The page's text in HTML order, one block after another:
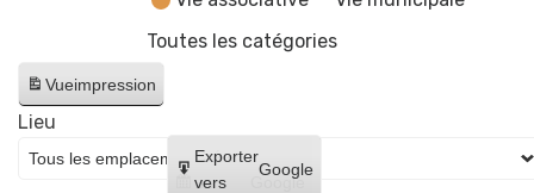
Toutes les catégories
Vueimpression
Créer
un
Google
Exporter
vers
Google
Lieu